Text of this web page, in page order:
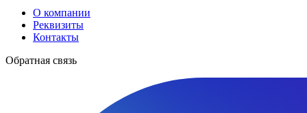
О компании
Реквизиты
Контакты
Обратная связь